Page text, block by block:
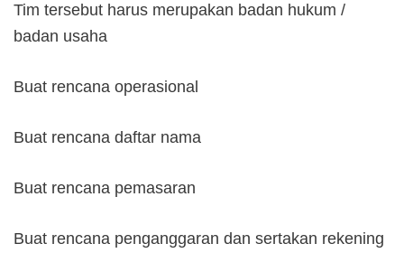
Tim tersebut harus merupakan badan hukum /
badan usaha
Buat rencana operasional
Buat rencana daftar nama
Buat rencana pemasaran
Buat rencana penganggaran dan sertakan rekening